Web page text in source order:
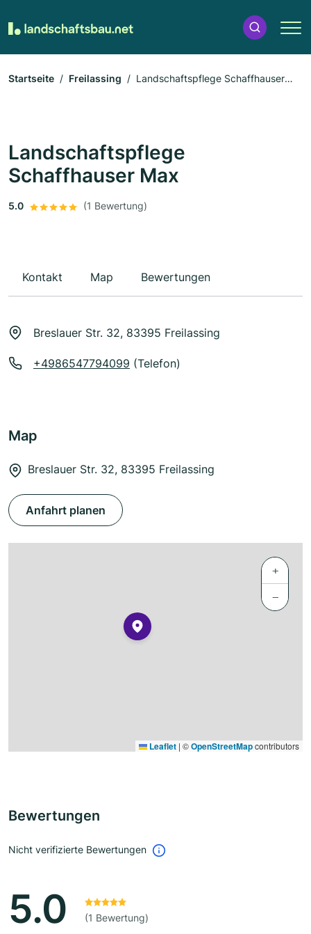
Startseite Freilassing
Landschaftspflege Schaffhauser
Landschaftspflege
Schaffhauser Max
5.0 (1 Bewertung)
Kontakt Map Bewertungen
Breslauer Str. 32, 83395 Freilassing
+4986547794099 (Telefon)
Map
Breslauer Str. 32, 83395 Freilassing
Anfahrt planen
+
−
Leaflet | ©OpenStreetMapcontributors
Bewertungen
Nicht verifizierte Bewertungen
5.0 (1 Bewertung)